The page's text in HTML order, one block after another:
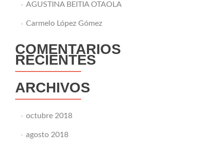
AGUSTINA BEITIA OTAOLA
Carmelo López Gómez
COMENTARIOS
RECIENTES
ARCHIVOS
octubre 2018
agosto 2018